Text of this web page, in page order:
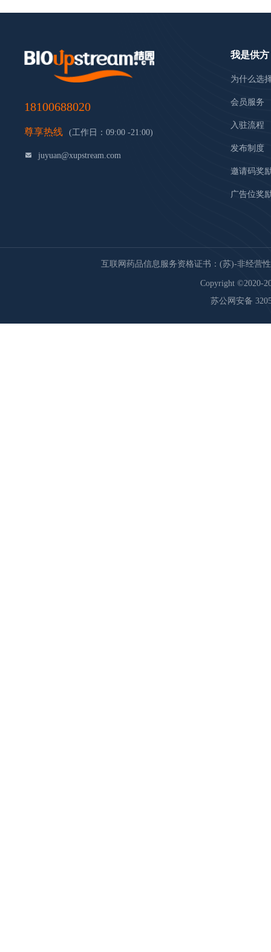
18100688020
尊享热线 (工作日：09:00 -21:00)
juyuan@xupstream.com
我是供方
为什么选
会员服务
入驻流程
发布制度
邀请码奖
广告位奖
互联网药品信息服务资格证书：(苏)-非经营性
Copyright ©2020-
苏公网安备